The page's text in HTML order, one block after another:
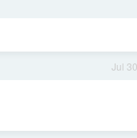
Jul 30